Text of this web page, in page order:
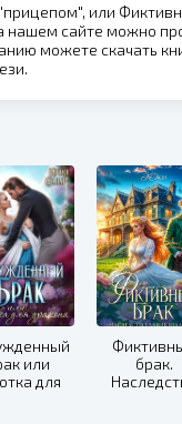
или
нашем сайте можно
можете скачать
или
для
брак.